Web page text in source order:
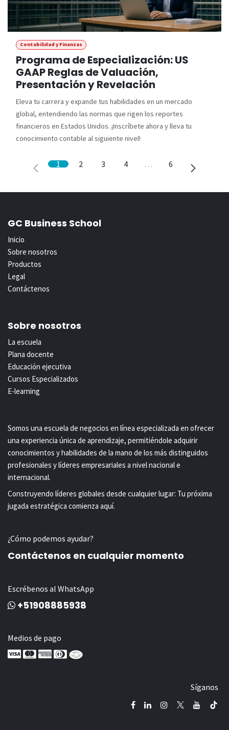
Contabilidad y Finanzas
Programa de Especialización: US
GAAP Reglas de Valuación,
Presentación y Revelación
Eleva tu carrera y expande tus habilidades en un mercado
global, entendiendo las normas que rigen los reportes
financieros en Estados Unidos. ¡Inscríbete ahora y lleva tu
conocimiento contable al siguiente nivel!
1 2 3 4 … 6
GC Business School
Inicio
Sobre nosotros
Productos
Legal
Contáctenos
Sobre nosotros
La escuela
Plana docente
Educación ejecutiva
Cursos Especializados
E-learning
Somos una escuela de negocios en línea especializada en ofrecer
una experiencia única de aprendizaje, permitiéndole adquirir
conocimientos y habilidades de la mano de los más distinguidos
profesionales y líderes empresariales a nivel nacional e
internacional.
Construyendo líderes globales desde cualquier lugar: Tu próxima
jugada estratégica comienza aquí.
¿Cómo podemos ayudar?
Contáctenos en cualquier momento
Escrébenos al WhatsApp
+51908885938
Medios de pago
Síganos